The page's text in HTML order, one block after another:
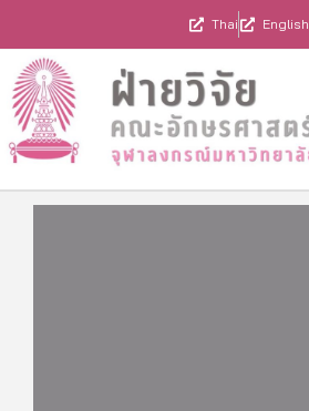
content
Thai English